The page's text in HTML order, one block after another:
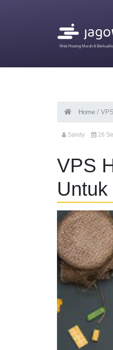
Web Hosting Murah &
Home /
Sandy 26
VPS